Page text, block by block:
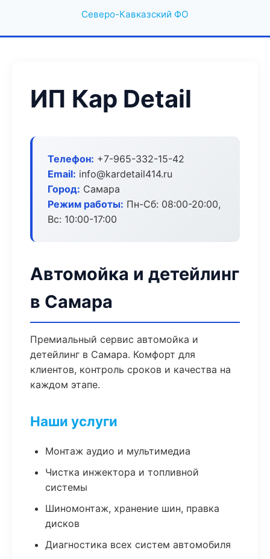
Северо-Кавказский ФО
ИП Кар Detail
Телефон: +7-965-332-15-42
Email: info@kardetail414.ru
Город: Самара
Режим работы: Пн-Сб: 08:00-20:00,
Вс: 10:00-17:00
Автомойка и детейлинг
в Самара
Премиальный сервис автомойка и
детейлинг в Самара. Комфорт для
клиентов, контроль сроков и качества на
каждом этапе.
Наши услуги
Монтаж аудио и мультимедиа
Чистка инжектора и топливной
системы
Шиномонтаж, хранение шин, правка
дисков
Диагностика всех систем автомобиля